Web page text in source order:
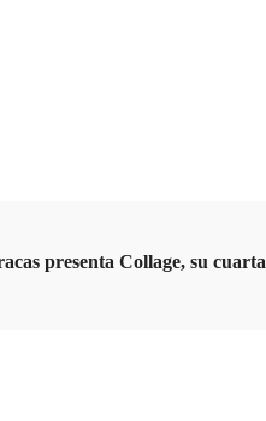
presenta Collage, su cuarta